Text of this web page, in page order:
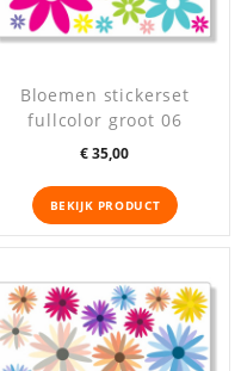
Bloemen stickerset
fullcolor groot 06
Prijs
€ 35,00
BEKIJK PRODUCT